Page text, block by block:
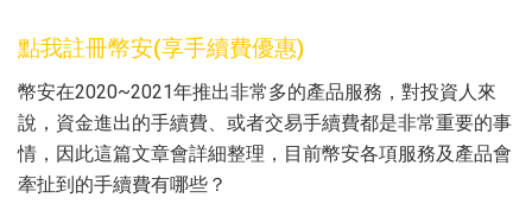
點我註冊幣安(享手續費優惠)
幣安在2020~2021年推出非常多的產品服務，對投資人來
說，資金進出的手續費、或者交易手續費都是非常重要的事
情，因此這篇文章會詳細整理，目前幣安各項服務及產品會
牽扯到的手續費有哪些？